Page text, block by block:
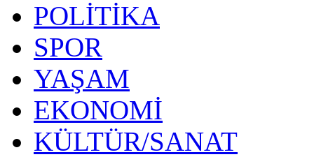
POLİTİKA
SPOR
YAŞAM
EKONOMİ
KÜLTÜR/SANAT